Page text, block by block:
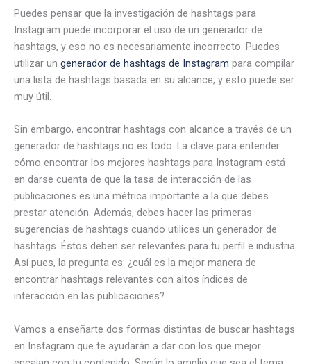
Puedes pensar que la investigación de hashtags para
Instagram puede incorporar el uso de un generador de
hashtags, y eso no es necesariamente incorrecto. Puedes
utilizar un generador de hashtags de Instagram para compilar
una lista de hashtags basada en su alcance, y esto puede ser
muy útil.
Sin embargo, encontrar hashtags con alcance a través de un
generador de hashtags no es todo. La clave para entender
cómo encontrar los mejores hashtags para Instagram está
en darse cuenta de que la tasa de interacción de las
publicaciones es una métrica importante a la que debes
prestar atención. Además, debes hacer las primeras
sugerencias de hashtags cuando utilices un generador de
hashtags. Éstos deben ser relevantes para tu perfil e industria.
Así pues, la pregunta es: ¿cuál es la mejor manera de
encontrar hashtags relevantes con altos índices de
interacción en las publicaciones?
Vamos a enseñarte dos formas distintas de buscar hashtags
en Instagram que te ayudarán a dar con los que mejor